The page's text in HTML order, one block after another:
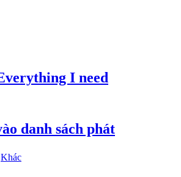
I need
danh sách phát
Khác